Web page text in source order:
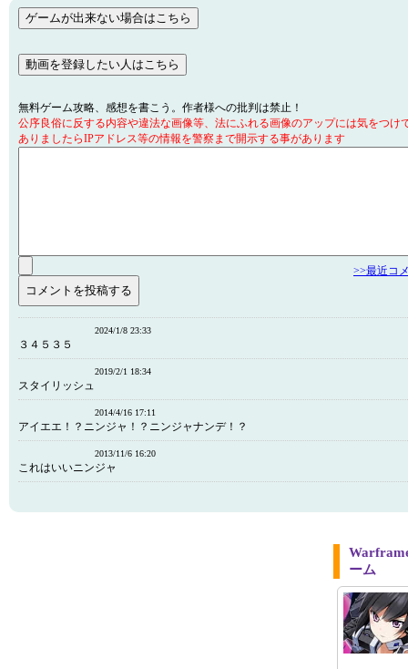
無料ゲーム攻略、感想を書こう。作者様への批判は禁止！
公序良俗に反する内容や違法な画像等、法にふれる画像のアップには気をつけ
ありましたらIPアドレス等の情報を警察まで開示する事があります
>>最近コ
2024/1/8 23:33
３４５３５
2019/2/1 18:34
スタイリッシュ
2014/4/16 17:11
アイエエ！？ニンジャ！？ニンジャナンデ！？
2013/11/6 16:20
これはいいニンジャ
ーム